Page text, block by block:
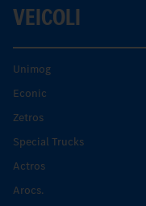
VEICOLI
Unimog
Econic
Zetros
Special Trucks
Actros
Arocs.